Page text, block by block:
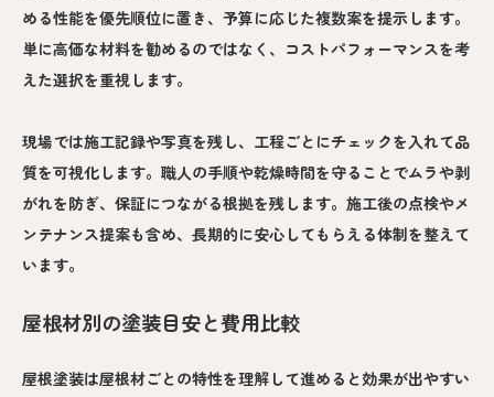
める性能を優先順位に置き、予算に応じた複数案を提示します。
単に高価な材料を勧めるのではなく、コストパフォーマンスを考
えた選択を重視します。
現場では施工記録や写真を残し、工程ごとにチェックを入れて品
質を可視化します。職人の手順や乾燥時間を守ることでムラや剥
がれを防ぎ、保証につながる根拠を残します。施工後の点検やメ
ンテナンス提案も含め、長期的に安心してもらえる体制を整えて
います。
屋根材別の塗装目安と費用比較
屋根塗装は屋根材ごとの特性を理解して進めると効果が出やすい